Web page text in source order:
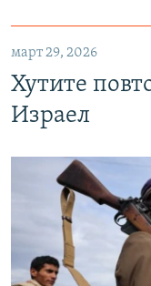
март 29, 2026
Хутите
Израел